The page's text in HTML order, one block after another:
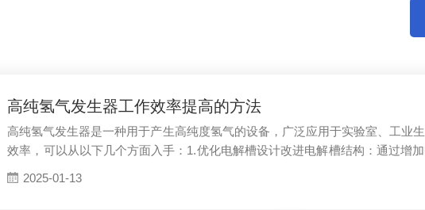
高纯氢气发生器工作效率提高的方法
高纯氢气发生器是一种用于产生高纯度氢气的设备，广泛应用于实验室、工业
效率，可以从以下几个方面入手：1.优化电解槽设计改进电解槽结构：通过增
可以提高电解效率。选择优质材料：使用耐腐蚀、耐高温的材料制作电解槽和电
2025-01-13